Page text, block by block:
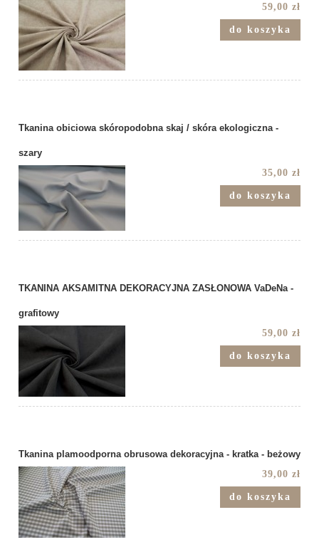
59,00 zł
do koszyka
Tkanina obiciowa skóropodobna skaj / skóra ekologiczna -
szary
35,00 zł
do koszyka
TKANINA AKSAMITNA DEKORACYJNA ZASŁONOWA VaDeNa -
grafitowy
59,00 zł
do koszyka
Tkanina plamoodporna obrusowa dekoracyjna - kratka - beżowy
39,00 zł
do koszyka